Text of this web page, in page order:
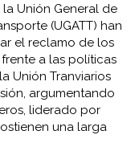
Unión General de
(UGATT) han
el reclamo de los
a las políticas
Unión Tranviarios
argumentando
liderado por
una larga